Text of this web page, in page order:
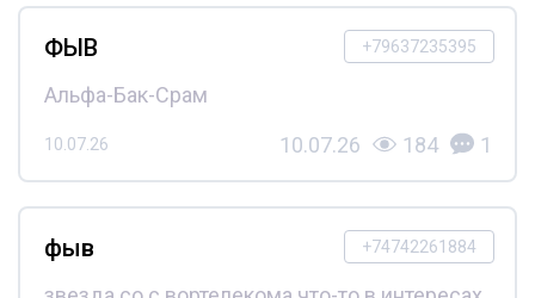
+79637235395
ФЫВ
Альфа-Бак-Срам
10.07.26 10.07.26 184 1
+74742261884
фыв